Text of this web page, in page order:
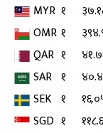
MYR १
OMR १
QAR १
SAR १
SEK १
SGD १ ११८.६